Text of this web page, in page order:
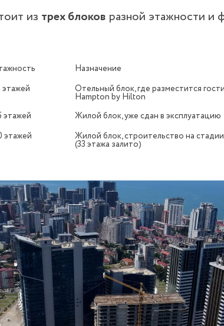
из трех блоков разной этажности и
Назначение
этажей Отельный блок, где разместится
Hampton by Hilton
этажей
Жилой блок, уже сдан в эксплуатацию
этажей Жилой блок, строительство на
(33 этажа залито)